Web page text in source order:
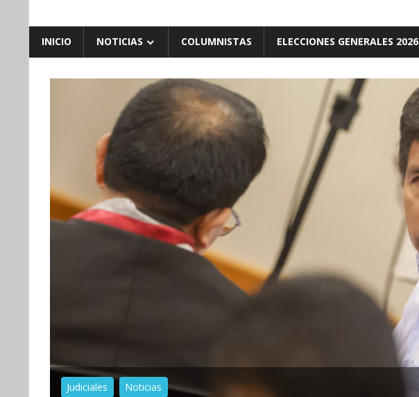
INICIO NOTICIAS COLUMNISTAS ELECCIONES GENERALES 2026
Judiciales Noticias